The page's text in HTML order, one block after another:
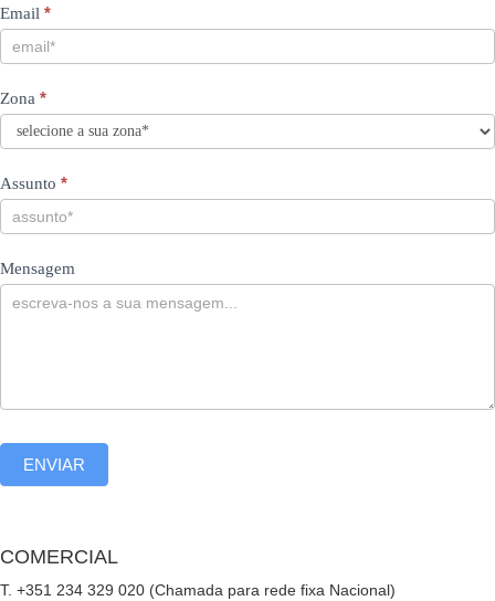
Email *
Zona *
Assunto *
Mensagem
ENVIAR
COMERCIAL
T. +351 234 329 020 (Chamada para rede fixa Nacional)